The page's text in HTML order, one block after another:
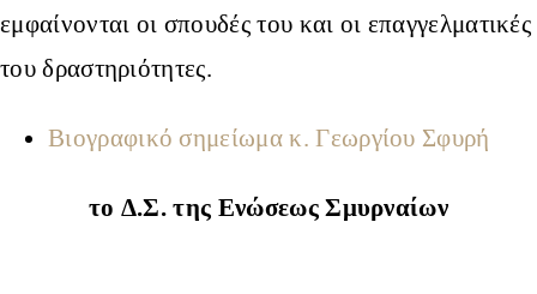
εμφαίνονται οι σπουδές του και οι επαγγελματικές
του δραστηριότητες.
Βιογραφικό σημείωμα κ. Γεωργίου Σφυρή
το Δ.Σ. της Ενώσεως Σμυρναίων